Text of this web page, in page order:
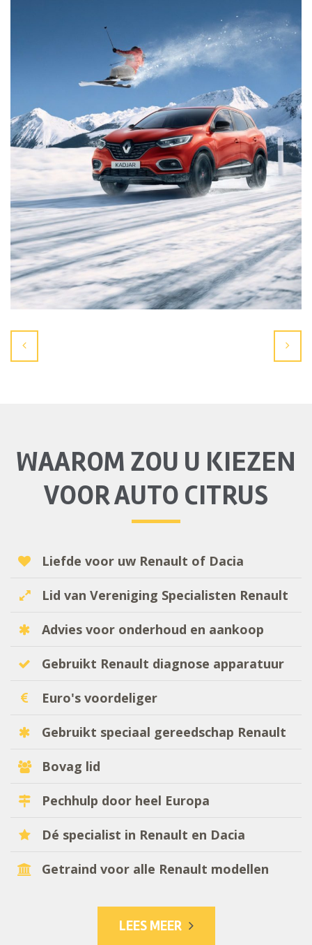
WAAROM ZOU U KIEZEN
VOOR AUTO CITRUS
Liefde voor uw Renault of Dacia
Lid van Vereniging Specialisten Renault
Advies voor onderhoud en aankoop
Gebruikt Renault diagnose apparatuur
Euro's voordeliger
Gebruikt speciaal gereedschap Renault
Bovag lid
Pechhulp door heel Europa
Dé specialist in Renault en Dacia
Getraind voor alle Renault modellen
LEES MEER